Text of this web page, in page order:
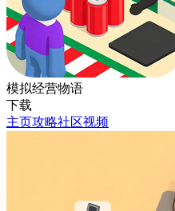
模拟经营物语
下载
主页攻略社区视频